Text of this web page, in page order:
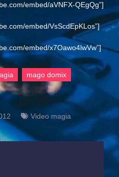
embed/aVNFX-QEgQg”]
embed/VsScdEpKLos”]
embed/x7Oawo4lwVw”]
mago domix
Video magia